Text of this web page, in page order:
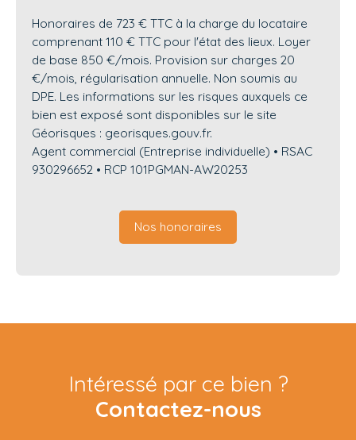
Honoraires de 723 € TTC à la charge du locataire
comprenant 110 € TTC pour l'état des lieux. Loyer
de base 850 €/mois. Provision sur charges 20
€/mois, régularisation annuelle. Non soumis au
DPE. Les informations sur les risques auxquels ce
bien est exposé sont disponibles sur le site
Géorisques : georisques.gouv.fr.
Agent commercial (Entreprise individuelle) • RSAC
930296652 • RCP 101PGMAN-AW20253
Nos honoraires
Intéressé par ce bien ?
Contactez-nous